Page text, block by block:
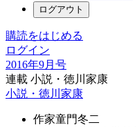
ログアウト
購読をはじめる
ログイン
2016年9月号
連載 小説・徳川家康
小説・徳川家康
作家童門冬二